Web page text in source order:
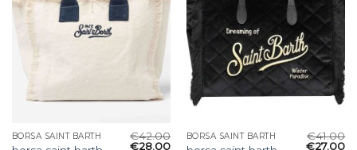
BORSA SAINT BARTH €42.00
€28.00
BORSA SAINT BARTH €41.00
€27.00